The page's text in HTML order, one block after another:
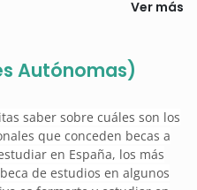
Ver más
Autónomas)
saber sobre cuáles son los
que conceden becas a
en España, los más
de estudios en algunos